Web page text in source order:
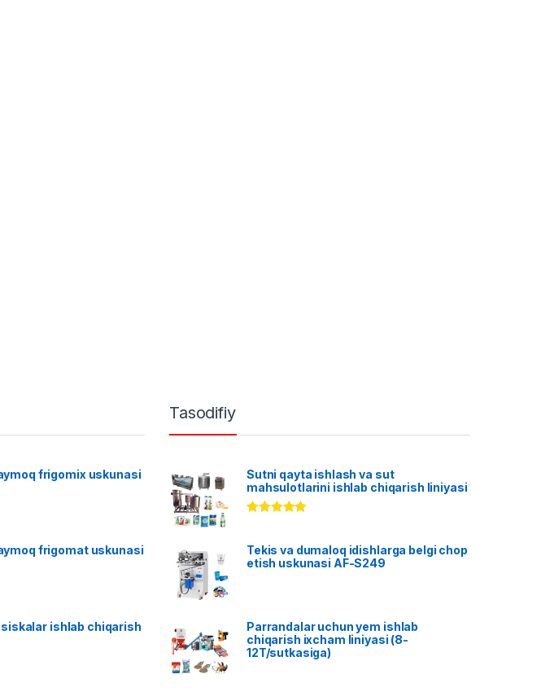
frigomix uskunasi
frigomat uskunasi
ishlab chiqarish
Tasodifiy
Sutni qayta ishlash va sut
mahsulotlarini ishlab chiqarish liniyasi
Tekis va dumaloq idishlarga belgi chop
etish uskunasi AF-S249
Parrandalar uchun yem ishlab
chiqarish ixcham liniyasi (8-
12T/sutkasiga)